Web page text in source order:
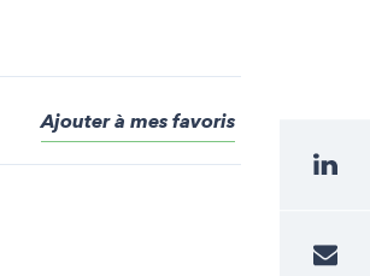
Ajouter à mes favoris